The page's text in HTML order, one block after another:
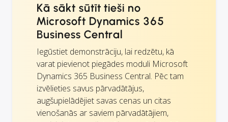
Kā sākt sūtīt tieši no
Microsoft Dynamics 365
Business Central
Iegūstiet demonstrāciju, lai redzētu, kā
varat pievienot piegādes moduli Microsoft
Dynamics 365 Business Central. Pēc tam
izvēlieties savus pārvadātājus,
augšupielādējiet savas cenas un citas
vienošanās ar saviem pārvadātājiem,